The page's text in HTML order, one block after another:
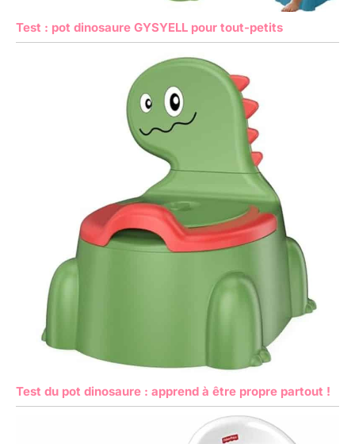
Test : pot dinosaure GYSYELL pour tout-petits
Test du pot dinosaure : apprend à être propre partout !